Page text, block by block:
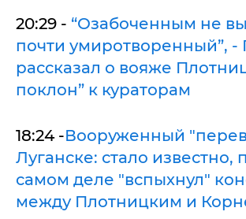
20:29 - “Озабоченным не
почти умиротворенный”,
рассказал о вояже
поклон” к кураторам
18:24 -Вооруженный
Луганске: стало известно,
самом деле "вспыхнул"
между Плотницким и